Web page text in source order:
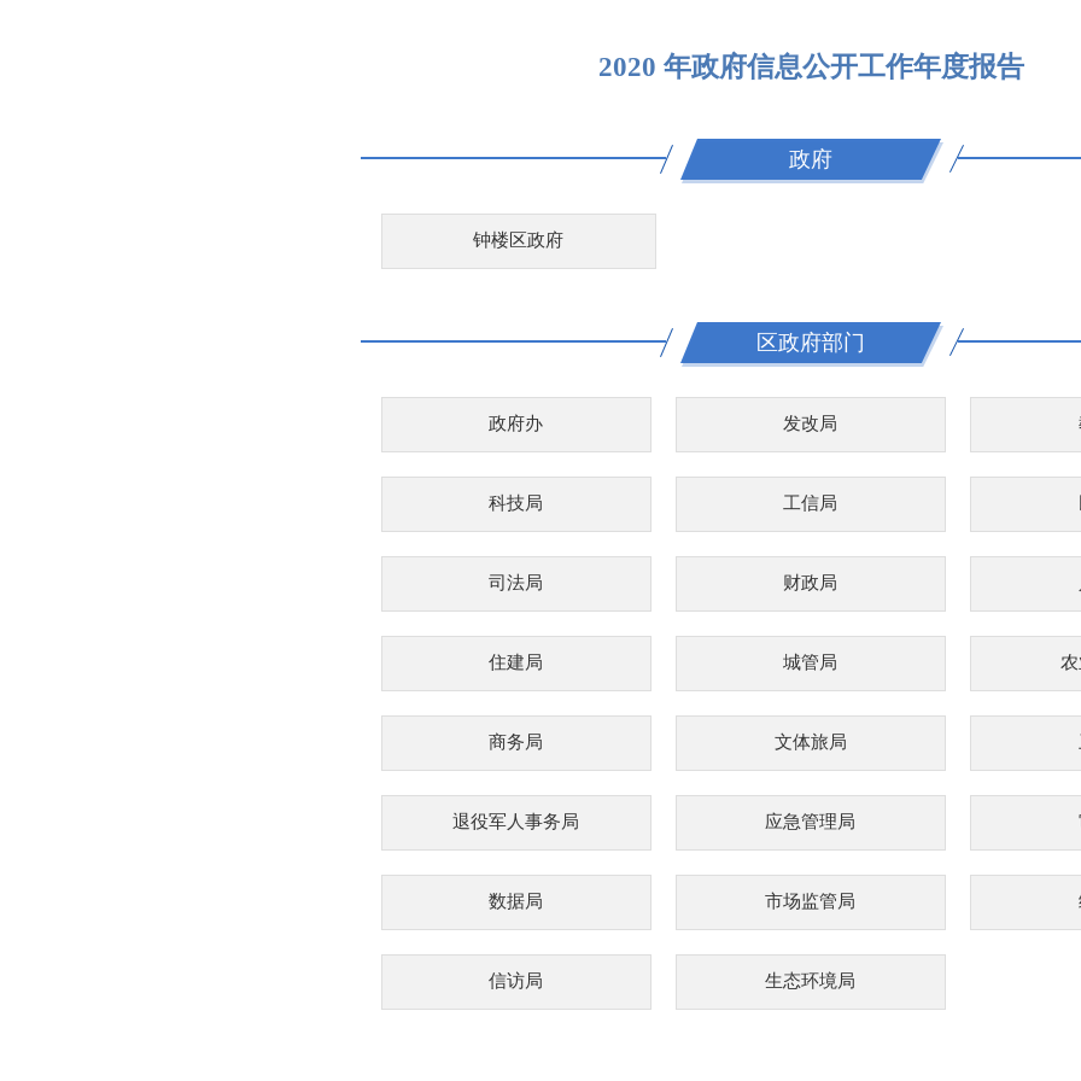
2020 年政府信息公开工作年度报告
政府
钟楼区政府
区政府部门
政府办 发改局
科技局 工信局
司法局 财政局
住建局 城管局
商务局 文体旅局
退役军人事务局 应急管理局
数据局 市场监管局
信访局 生态环境局